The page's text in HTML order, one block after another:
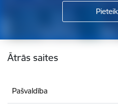
Kājene
Ātrās saites
Pašvaldība